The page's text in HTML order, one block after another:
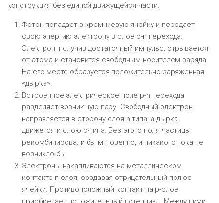
конструкция без единой движущейся части.
Фотон попадает в кремниевую ячейку и передаёт
свою энергию электрону в слое p-n перехода.
Электрон, получив достаточный импульс, отрывается
от атома и становится свободным носителем заряда.
На его месте образуется положительно заряженная
«дырка».
Встроенное электрическое поле p-n перехода
разделяет возникшую пару. Свободный электрон
направляется в сторону слоя n-типа, а дырка
движется к слою p-типа. Без этого поля частицы
рекомбинировали бы мгновенно, и никакого тока не
возникло бы.
Электроны накапливаются на металлическом
контакте n-слоя, создавая отрицательный полюс
ячейки. Противоположный контакт на p-слое
приобретает положительный потенциал. Между ними